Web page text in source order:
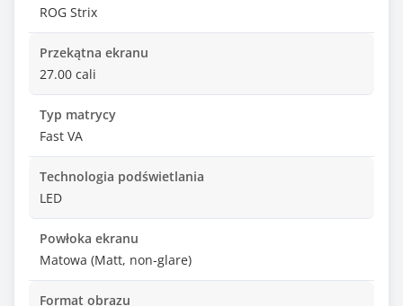
ROG Strix
Przekątna ekranu
27.00 cali
Typ matrycy
Fast VA
Technologia podświetlania
LED
Powłoka ekranu
Matowa (Matt, non-glare)
Format obrazu